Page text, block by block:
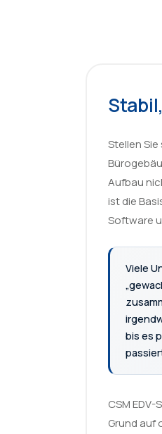
Stellen
Aufbau
ist die
Software
Viele
bis es
CSM
Grund auf